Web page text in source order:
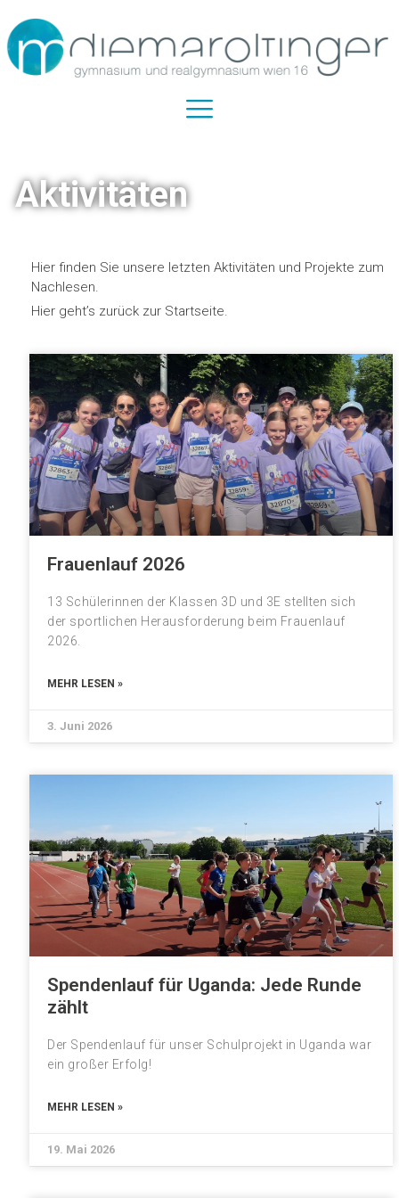
Aktivitäten
Hier finden Sie unsere letzten Aktivitäten und Projekte zum
Nachlesen.
Hier geht’s zurück zur Startseite.
Frauenlauf 2026
13 Schülerinnen der Klassen 3D und 3E stellten sich
der sportlichen Herausforderung beim Frauenlauf
2026.
MEHR LESEN »
3. Juni 2026
Spendenlauf für Uganda: Jede Runde
zählt
Der Spendenlauf für unser Schulprojekt in Uganda war
ein großer Erfolg!
MEHR LESEN »
19. Mai 2026